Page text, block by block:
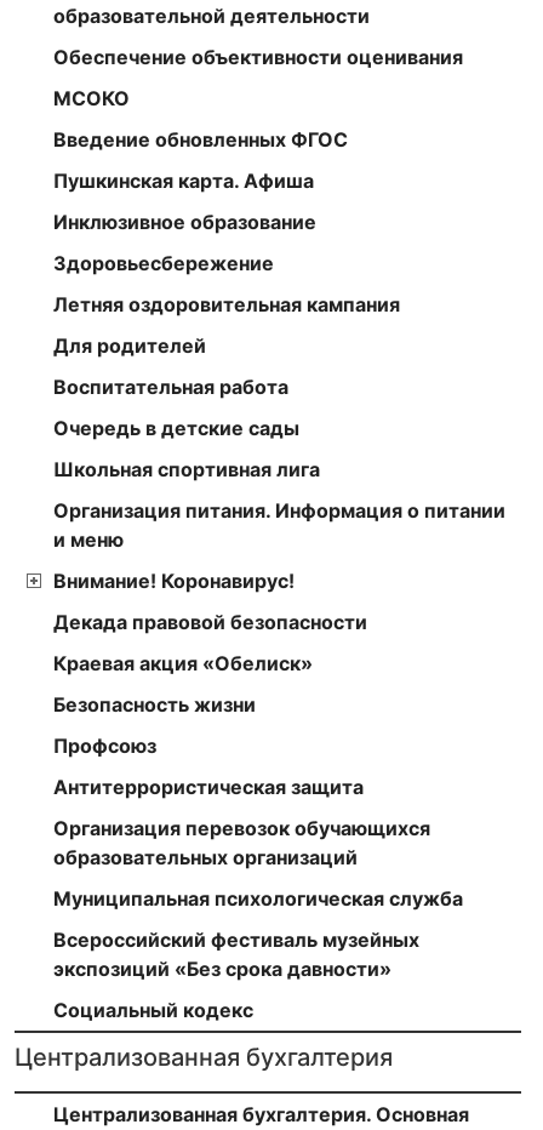
образовательной деятельности
Обеспечение объективности оценивания
МСОКО
Введение обновленных ФГОС
Пушкинская карта. Афиша
Инклюзивное образование
Здоровьесбережение
Летняя оздоровительная кампания
Для родителей
Воспитательная работа
Очередь в детские сады
Школьная спортивная лига
Организация питания. Информация о питании
и меню
Внимание! Коронавирус!
Декада правовой безопасности
Краевая акция «Обелиск»
Безопасность жизни
Профсоюз
Антитеррористическая защита
Организация перевозок обучающихся
образовательных организаций
Муниципальная психологическая служба
Всероссийский фестиваль музейных
экспозиций «Без срока давности»
Социальный кодекс
Централизованная бухгалтерия
Централизованная бухгалтерия. Основная